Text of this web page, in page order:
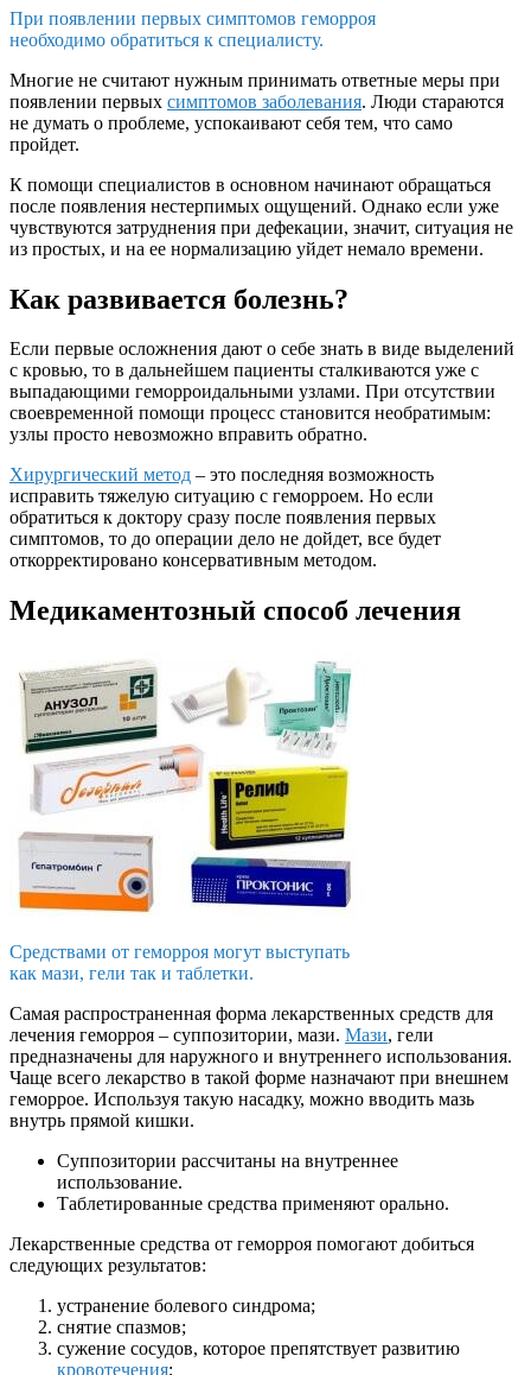
При появлении первых симптомов геморроя
необходимо обратиться к специалисту.
Многие не считают нужным принимать ответные меры при
появлении первых симптомов заболевания. Люди стараются
не думать о проблеме, успокаивают себя тем, что само
пройдет.
К помощи специалистов в основном начинают обращаться
после появления нестерпимых ощущений. Однако если уже
чувствуются затруднения при дефекации, значит, ситуация не
из простых, и на ее нормализацию уйдет немало времени.
Как развивается болезнь?
Если первые осложнения дают о себе знать в виде выделений
с кровью, то в дальнейшем пациенты сталкиваются уже с
выпадающими геморроидальными узлами. При отсутствии
своевременной помощи процесс становится необратимым:
узлы просто невозможно вправить обратно.
Хирургический метод – это последняя возможность
исправить тяжелую ситуацию с геморроем. Но если
обратиться к доктору сразу после появления первых
симптомов, то до операции дело не дойдет, все будет
откорректировано консервативным методом.
Медикаментозный способ лечения
Средствами от геморроя могут выступать
как мази, гели так и таблетки.
Самая распространенная форма лекарственных средств для
лечения геморроя – суппозитории, мази. Мази, гели
предназначены для наружного и внутреннего использования.
Чаще всего лекарство в такой форме назначают при внешнем
геморрое. Используя такую насадку, можно вводить мазь
внутрь прямой кишки.
Суппозитории рассчитаны на внутреннее
использование.
Таблетированные средства применяют орально.
Лекарственные средства от геморроя помогают добиться
следующих результатов:
устранение болевого синдрома;
снятие спазмов;
сужение сосудов, которое препятствует развитию
кровотечения;